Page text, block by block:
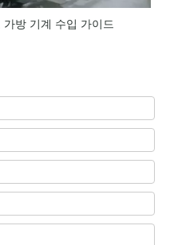
방 기계 수입 가이드